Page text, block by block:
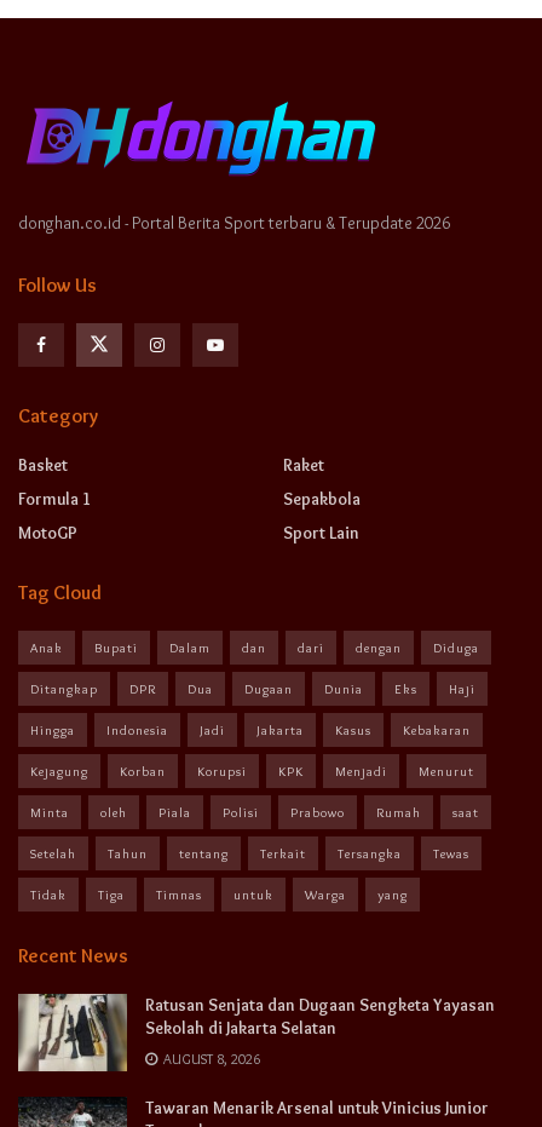
donghan.co.id - Portal Berita Sport terbaru & Terupdate 2026
Follow Us
Category
Basket
Formula 1
MotoGP
Raket
Sepakbola
Sport Lain
Tag Cloud
Anak Bupati Dalam dan dari dengan Diduga
Ditangkap DPR Dua Dugaan Dunia Eks Haji
Hingga Indonesia Jadi Jakarta Kasus Kebakaran
Kejagung Korban Korupsi KPK Menjadi Menurut
Minta oleh Piala Polisi Prabowo Rumah saat
Setelah Tahun tentang Terkait Tersangka Tewas
Tidak Tiga Timnas untuk Warga yang
Recent News
Ratusan Senjata dan Dugaan Sengketa Yayasan
Sekolah di Jakarta Selatan
AUGUST 8, 2026
Tawaran Menarik Arsenal untuk Vinicius Junior